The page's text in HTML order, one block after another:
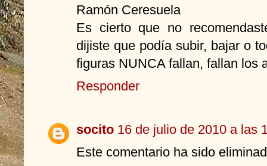
Ramón Ceresuela
Es cierto que no
dijiste que podía subir, bajar o
figuras NUNCA fallan, fallan los
Responder
socito 16 de julio de 2010 a las
Este comentario ha sido